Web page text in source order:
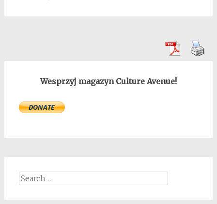
Wesprzyj magazyn Culture Avenue!
Search
for: